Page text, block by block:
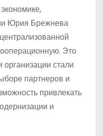
Юрия Брежнева
Это
организации стали
партнеров и
привлекать
и